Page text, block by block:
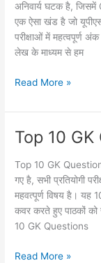
अनिवार्य घटक है,
एक ऐसा खंड है जो
परीक्षाओं में महत्वपूर्ण
लेख के माध्यम से हम
Read More »
Top 10
Top 10 GK
गए है, सभी प्रतियोगी
महवत्पूर्ण विषय है। यह
कवर करते हुए पाठकों
10 GK Questions
Top
GK
Questions
with
Answers
Read More »